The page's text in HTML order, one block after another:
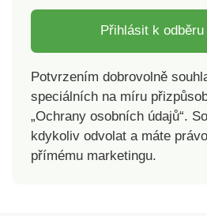
Přihlásit k
Potvrzením dobrovolně
speciálních na míru
„Ochrany osobních údajů“.
kdykoliv odvolat a máte
přímému marketingu.